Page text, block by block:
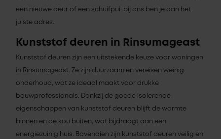
een nieuwe deur of een schuifpui, bij ons ben je aan het
juiste adres.
Kunststof deuren in Rinsumageast
Kunststof deuren zijn een uitstekende keuze voor woningen
in Rinsumageast. Ze zijn duurzaam en vereisen weinig
onderhoud, wat ze ideaal maakt voor drukke
bouwprofessionals. Dankzij de goede isolerende
eigenschappen van kunststof deuren blijft de warmte
binnen en de kou buiten, wat bijdraagt aan een
energiezuinig huis. Bovendien zijn kunststof deuren veilig en